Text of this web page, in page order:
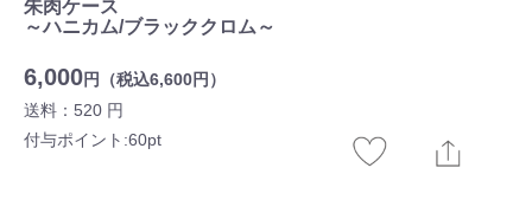
朱肉ケース
～ハニカム/ブラッククロム～
6,000円（税込6,600円）
送料：520 円
付与ポイント:60pt